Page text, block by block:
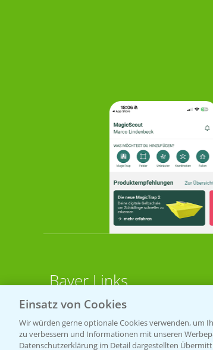
Bayer Links
Bayer Global
Bayer CropScience World
Einsatz von Cookies
Wir würden gerne optionale Cookies verwenden, um
zu verbessern und Informationen mit unseren
Datenschutzerklärung im Detail dargestellten